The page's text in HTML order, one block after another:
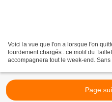
Voici la vue que l'on a lorsque l'on
lourdement chargés : ce motif du
accompagnera tout le week-end.
Page